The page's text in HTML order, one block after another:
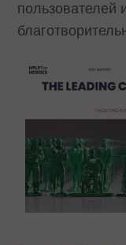
пользователей